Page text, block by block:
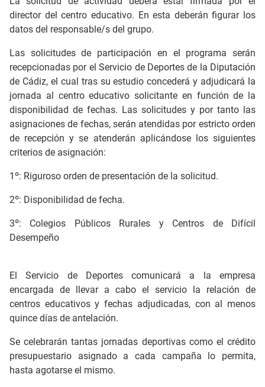
director del centro educativo. En esta deberán figurar los
datos del responsable/s del grupo.
Las solicitudes de participación en el programa serán
recepcionadas por el Servicio de Deportes de la Diputación
de Cádiz, el cual tras su estudio concederá y adjudicará la
jornada al centro educativo solicitante en función de la
disponibilidad de fechas. Las solicitudes y por tanto las
asignaciones de fechas, serán atendidas por estricto orden
de recepción y se atenderán aplicándose los siguientes
criterios de asignación:
1º: Riguroso orden de presentación de la solicitud.
2º: Disponibilidad de fecha.
3º: Colegios Públicos Rurales y Centros de Difícil
Desempeño
El Servicio de Deportes comunicará a la empresa
encargada de llevar a cabo el servicio la relación de
centros educativos y fechas adjudicadas, con al menos
quince días de antelación.
Se celebrarán tantas jornadas deportivas como el crédito
presupuestario asignado a cada campaña lo permita,
hasta agotarse el mismo.